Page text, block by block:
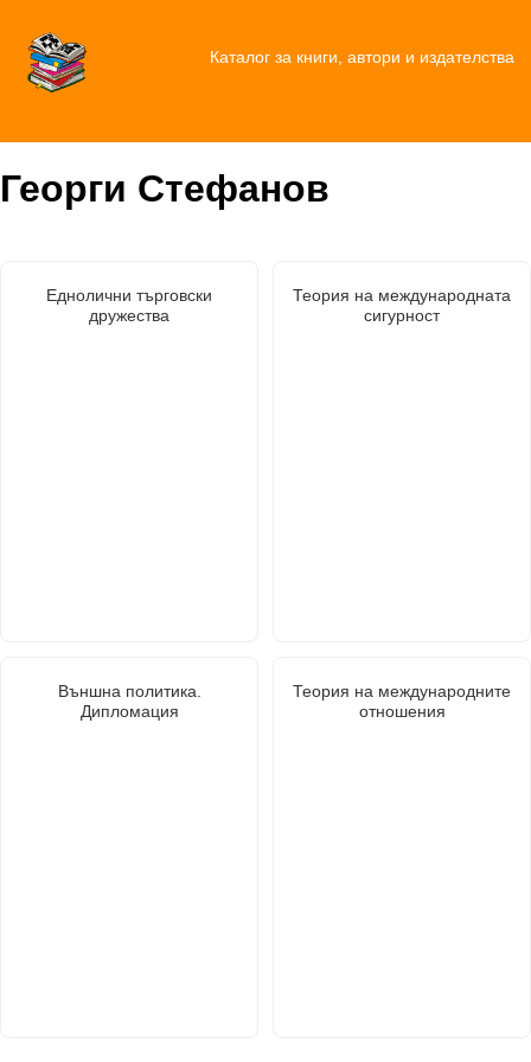
Каталог за книги, автори и издателства
Георги Стефанов
Еднолични търговски
дружества
Теория на международната
сигурност
Външна политика.
Дипломация
Теория на международните
отношения